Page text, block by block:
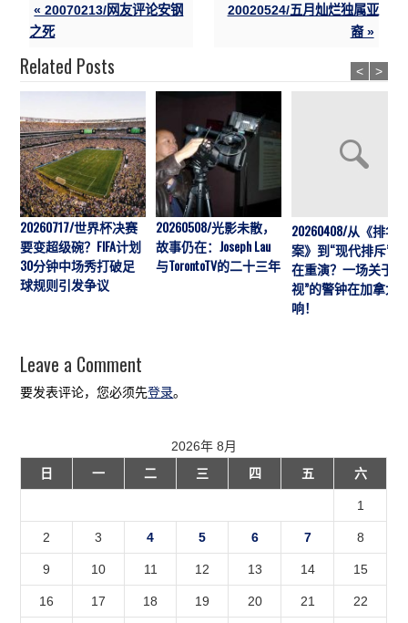
« 20070213/网友评论安钢
之死
20020524/五月灿烂独属亚
裔 »
Related Posts
20260717/世界杯决赛
要变超级碗？FIFA计划
30分钟中场秀打破足
球规则引发争议
20260508/光影未散，
故事仍在：Joseph Lau
与TorontoTV的二十三年
20260408/从《排华
案》到“现代排斥”历
在重演？一场关于“
视”的警钟在加拿大
响！
< >
Leave a Comment
要发表评论，您必须先登录。
2026年 8月
日
一 二 三 四 五 六
1
2 3 4 5 6 7 8
9 10 11 12 13 14 15
16 17 18 19 20 21 22